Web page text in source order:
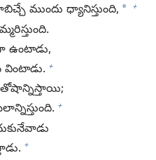
ముందు ధ్యానిస్తుంది, * +
ఉంటాడు,
వింటాడు. +
+
+